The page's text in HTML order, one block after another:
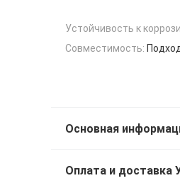
Устойчивость к
Совместимость:
Основная
Оплата и доставка